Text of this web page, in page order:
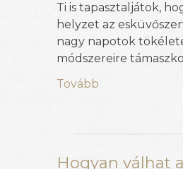
Ti is tapasztaljátok,
helyzet az
nagy napotok
módszereire
Tovább
Hogyan válhat